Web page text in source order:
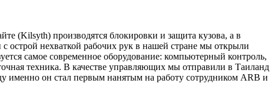
(Kilsyth) производятся блокировки и защита кузова, а в
острой нехваткой рабочих рук в нашей стране мы открыли
самое современное оборудование: компьютерный контроль,
техника. В качестве управляющих мы отправили в Таиланд
именно он стал первым нанятым на работу сотрудником ARB и